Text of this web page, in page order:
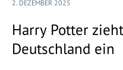
2. DEZEMBER 2025
Harry Potter
Deutschland ein